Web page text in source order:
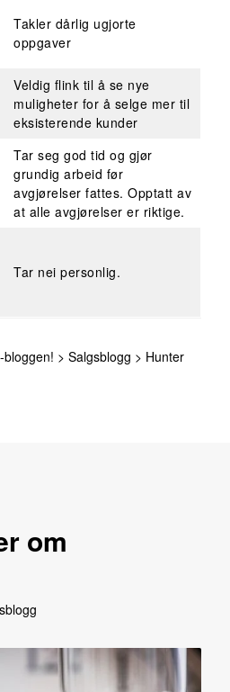
Takler dårlig ugjorte
oppgaver
Veldig flink til å se nye
muligheter for å selge mer til
eksisterende kunder
Tar seg god tid og gjør
grundig arbeid før
avgjørelser fattes. Opptatt av
at alle avgjørelser er riktige.
Tar nei personlig.
bloggen! > Salgsblogg > Hunter
om